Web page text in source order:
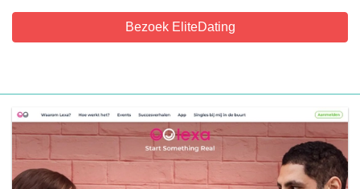
Bezoek EliteDating